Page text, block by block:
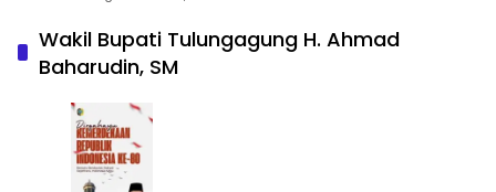
Wakil Bupati Tulungagung H. Ahmad
Baharudin, SM